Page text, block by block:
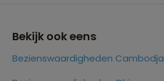
Bekijk ook eens
Bezienswaardigheden Cambodja